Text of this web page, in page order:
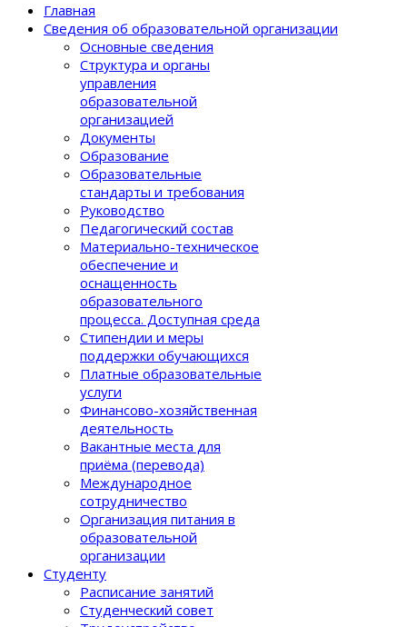
Главная
Сведения об образовательной организации
Основные сведения
Структура и органы
управления
образовательной
организацией
Документы
Образование
Образовательные
стандарты и требования
Руководство
Педагогический состав
Материально-техническое
обеспечение и
оснащенность
образовательного
процеcса. Доступная среда
Стипендии и меры
поддержки обучающихся
Платные образовательные
услуги
Финансово-хозяйственная
деятельность
Вакантные места для
приёма (перевода)
Международное
сотрудничество
Организация питания в
образовательной
организации
Студенту
Расписание занятий
Студенческий совет